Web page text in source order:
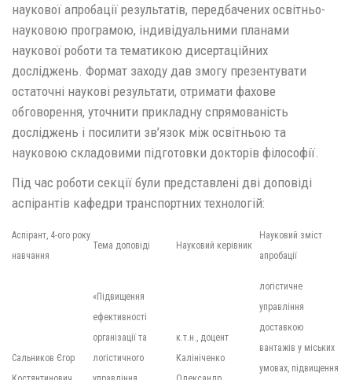
наукової апробації результатів, передбачених освітньо-
науковою програмою, індивідуальними планами
наукової роботи та тематикою дисертаційних
досліджень. Формат заходу дав змогу презентувати
остаточні наукові результати, отримати фахове
обговорення, уточнити прикладну спрямованість
досліджень і посилити зв’язок між освітньою та
науковою складовими підготовки докторів філософії.
Під час роботи секції були представлені дві доповіді
аспірантів кафедри транспортних технологій:
Аспірант, 4-ого року
навчання
Тема доповіді Науковий керівник
Науковий зміст
апробації
Сальников Єгор
«Підвищення
ефективності
організації та
логістичного
к.т.н., доцент
Калініченко
логістичне
управління
доставкою
вантажів у міських
умовах, підвищення